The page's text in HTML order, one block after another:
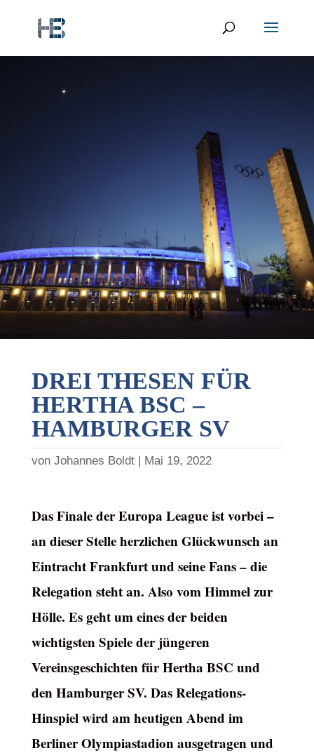
DREI THESEN FÜR
HERTHA BSC –
HAMBURGER SV
von Johannes Boldt Mai 19, 2022
Das Finale der Europa League ist vorbei –
an dieser Stelle herzlichen Glückwunsch an
Eintracht Frankfurt und seine Fans – die
Relegation steht an. Also vom Himmel zur
Hölle. Es geht um eines der beiden
wichtigsten Spiele der jüngeren
Vereinsgeschichten für Hertha BSC und
den Hamburger SV. Das Relegations-
Hinspiel wird am heutigen Abend im
Berliner Olympiastadion ausgetragen und